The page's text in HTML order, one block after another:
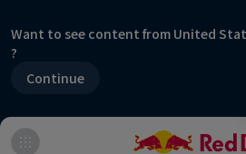
Want to see content from United
?
Continue